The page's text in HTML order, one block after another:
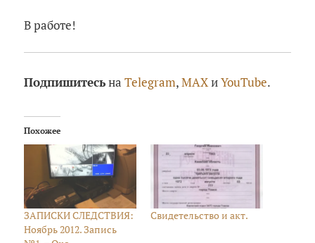
В работе!
ПодпишитесьнаTelegram,MAXиYouTube.
Похожее
ЗАПИСКИ СЛЕДСТВИЯ:
Ноябрь 2012. Запись
Свидетельство и акт.